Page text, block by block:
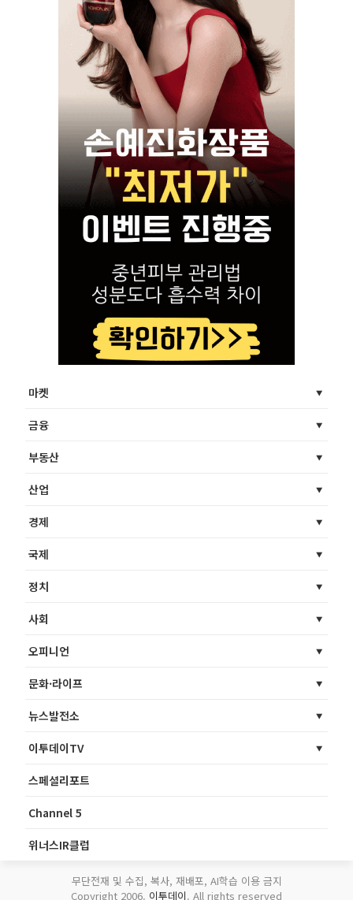
마켓
금융
부동산
산업
경제
국제
정치
사회
오피니언
문화·라이프
뉴스발전소
이투데이TV
스페셜리포트
Channel 5
위너스IR클럽
무단전재 및 수집, 복사, 재배포, AI학습 이용 금지
Copyright 2006. 이투데이. All rights reserved